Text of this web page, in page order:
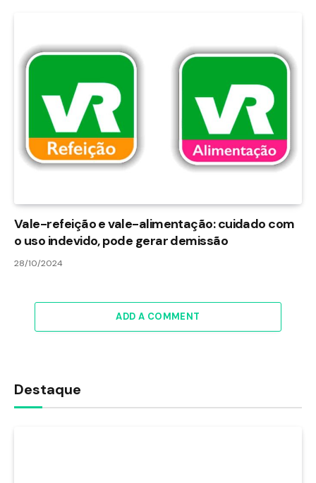
Vale-refeição e vale-alimentação: cuidado com
o uso indevido, pode gerar demissão
28/10/2024
ADD A COMMENT
Destaque